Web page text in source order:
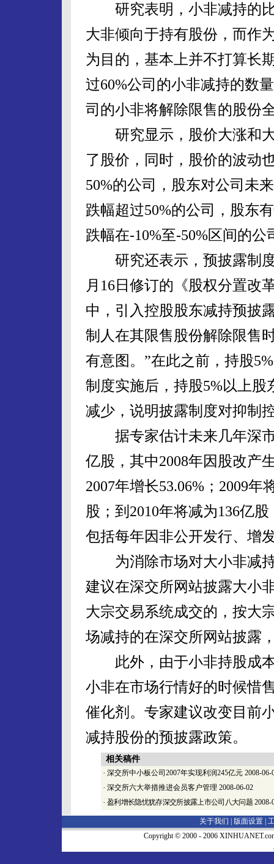
研究表明，小非减持的比
大非倾向于持有股份，而作
为目的，基本上并不打算长
过60%公司的小非减持的数
司的小非将解除限售的股份
研究显示，股价大涨和大
了股价，同时，股价的波动
50%的公司，股东对公司未
跌幅超过50%的公司，股东
跌幅在-10%至-50%区间的
研究还表示，预披露制度
月16日修订的《股权分置
中，引入控股股东减持预披
制人在其限售股份解除限售
有意图。”在此之前，持股
制度实施后，持股5%以上股
减少，说明披露制度对抑制
据专家估计未来几年深市
亿股，其中2008年因股改产
2007年增长53.06%；2009
股；到2010年将减为136亿
包括每年因非公开发行、增
为消除市场对大小非减持
建议在深交所网站披露大小
大宗交易系统成交的，按大
场减持的在深交所网站披露
此外，由于小非持股成本
小非在市场行情好的时候惜
催化剂。专家建议改变目前
减持股份的预披露政策。
相关稿件
· 深交所中小板公司2007年实现利润245亿元 2008-06-
· 深交所六大举措推进会员客户管理 2008-06-02
· 盈利增长隐忧犹存深交所披露上市公司八大问题 2008-
关于我们 | 版面设置
Copyright © 2000 - 2006